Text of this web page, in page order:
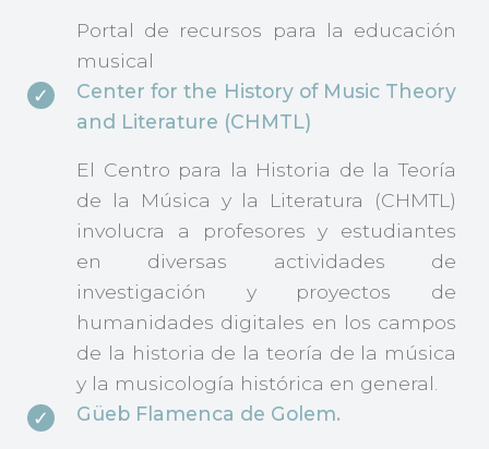
Portal de recursos para la educación
musical
Center for the History of Music Theory
and Literature (CHMTL)
El Centro para la Historia de la Teoría
de la Música y la Literatura (CHMTL)
involucra a profesores y estudiantes
en diversas actividades de
investigación y proyectos de
humanidades digitales en los campos
de la historia de la teoría de la música
y la musicología histórica en general.
Güeb Flamenca de Golem.